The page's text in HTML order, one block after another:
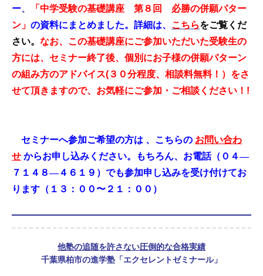
ー、
「中学受験の基礎講座 第８回 必勝の併願パター
ン」 の資料にまとめました。詳細は、 こちらをご覧くだ
さい。 なお、この基礎講座にご参加いただいた受験生の
方には、セミナー終了後、個別にお子様の併願パターン
の組み方のアドバイス( ３０分程度、相談料無料！）をさ
せて頂きますので、お気軽にご参加・ご相談ください！ !
セミナーへ参加ご希望の方は 、こちらの お問い合わ
せ からお申し込みください。もちろん、お電話（０４―
７１４８―４６１９）でも参加申し込みを受け付けてお
ります（１３：００〜２１：００）
他塾の追随を許さない圧倒的な合格実績
千葉県柏市の進学塾「エクセレントゼミナール」